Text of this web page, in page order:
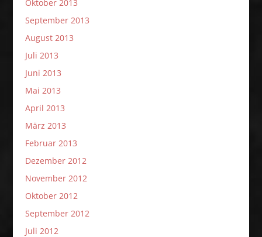
Oktober 2013
September 2013
August 2013
Juli 2013
Juni 2013
Mai 2013
April 2013
März 2013
Februar 2013
Dezember 2012
November 2012
Oktober 2012
September 2012
Juli 2012